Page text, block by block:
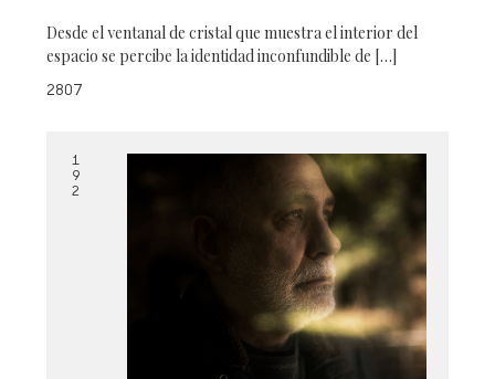
IMG-3344
Desde el ventanal de cristal que muestra el interior del
espacio se percibe la identidad inconfundible de […]
2807
1
9
2